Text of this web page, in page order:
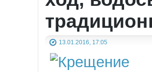
13.01.2016, 17:05